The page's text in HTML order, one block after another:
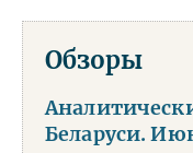
Обзоры
Беларуси.